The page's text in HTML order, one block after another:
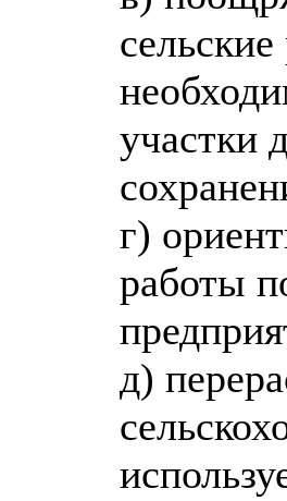
участки
г)
работы
д)